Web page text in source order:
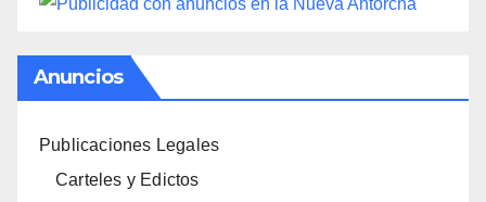
Anuncios
Publicaciones Legales
Carteles y Edictos